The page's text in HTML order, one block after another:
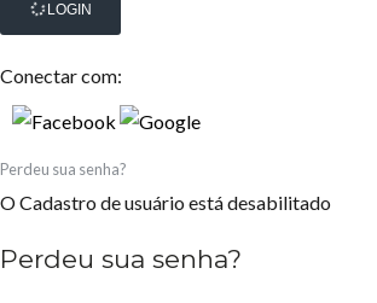
LOGIN
Conectar com:
Perdeu sua senha?
O Cadastro de usuário está desabilitado
Perdeu sua senha?